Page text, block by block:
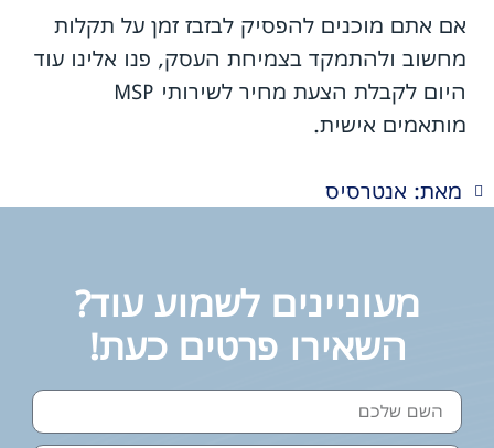
אם אתם מוכנים להפסיק לבזבז זמן על תקלות
מחשוב ולהתמקד בצמיחת העסק, פנו אלינו עוד
היום לקבלת הצעת מחיר לשירותי MSP
מותאמים אישית.
מאת: אנטרסיס
מעוניינים לשמוע עוד?
השאירו פרטים כעת!